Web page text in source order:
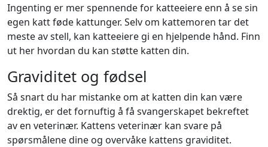
Ingenting er mer spennende for katteeiere enn å se sin
egen katt føde kattunger. Selv om kattemoren tar det
meste av stell, kan katteeiere gi en hjelpende hånd. Finn
ut her hvordan du kan støtte katten din.
Graviditet og fødsel
Så snart du har mistanke om at katten din kan være
drektig, er det fornuftig å få svangerskapet bekreftet
av en veterinær. Kattens veterinær kan svare på
spørsmålene dine og overvåke kattens graviditet.